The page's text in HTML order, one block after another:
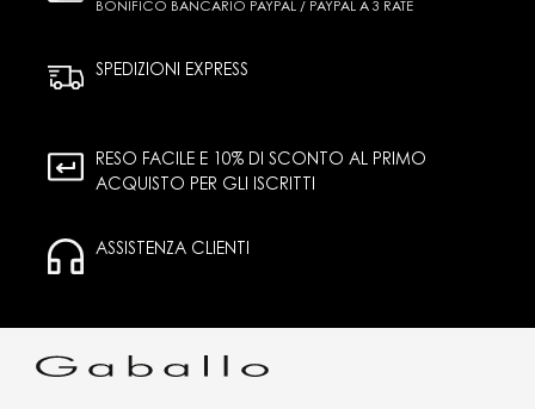
BONIFICO BANCARIO PAYPAL / PAYPAL A 3 RATE
SPEDIZIONI EXPRESS
RESO FACILE E 10% DI SCONTO AL PRIMO
ACQUISTO PER GLI ISCRITTI
ASSISTENZA CLIENTI